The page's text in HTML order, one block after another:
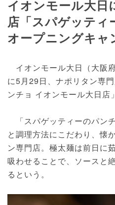
イオンモール大日
店「スパゲッテ
オープニングキャ
イオンモール大日（大阪
に5月29日、ナポリタン専
ンチョ イオンモール大日店
「スパゲッティーのパン
と調理方法にこだわり、懐
ン専門店。極太麺は前日に
吸わせることで、ソースと
るという。